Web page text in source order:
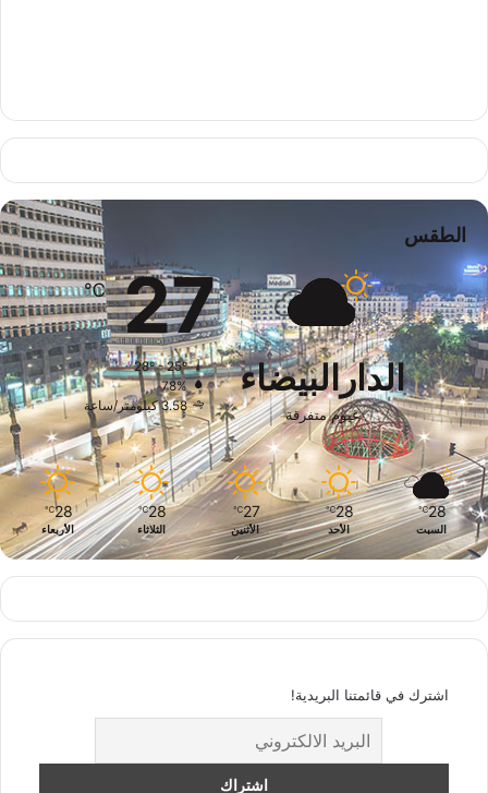
الطقس
الدارالبيضاء
غيوم متفرقة
27
℃
28º - 25º
78%
3.58 كيلومتر/ساعة
28
℃
السبت
28
℃
الأحد
27
℃
الأثنين
28
℃
الثلاثاء
28
℃
الأربعاء
اشترك في قائمتنا البريدية!